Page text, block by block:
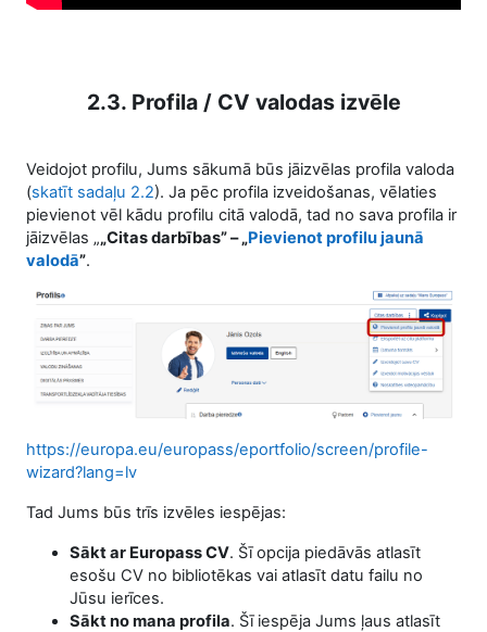
2.3. Profila / CV valodas izvēle
Veidojot profilu, Jums sākumā būs jāizvēlas profila valoda
(skatīt sadaļu 2.2). Ja pēc profila izveidošanas, vēlaties
pievienot vēl kādu profilu citā valodā, tad no sava profila ir
jāizvēlas „„Citas darbības” – „Pievienot profilu jaunā
valodā”.
https://europa.eu/europass/eportfolio/screen/profile-
wizard?lang=lv
Tad Jums būs trīs izvēles iespējas:
Sākt ar Europass CV. Šī opcija piedāvās atlasīt
esošu CV no bibliotēkas vai atlasīt datu failu no
Jūsu ierīces.
Sākt no mana profila. Šī iespēja Jums ļaus atlasīt